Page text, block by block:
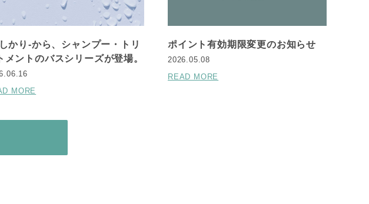
かり-から、シャンプー・トリ
メントのバスシリーズが登場。
MORE
ポイント有効期限変更のお知らせ
2026.05.08
READ MORE